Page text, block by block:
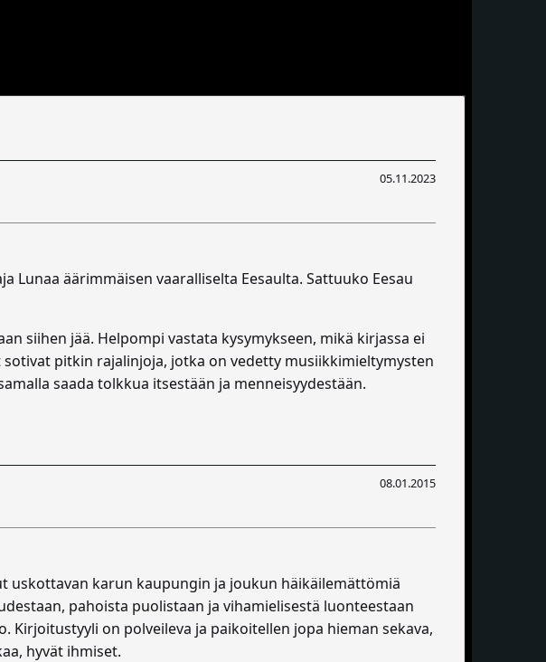
05.11.2023
Lunaa äärimmäisen vaaralliselta Eesaulta. Sattuuko Eesau
siihen jää. Helpompi vastata kysymykseen, mikä kirjassa ei
pitkin rajalinjoja, jotka on vedetty musiikkimieltymysten
saada tolkkua itsestään ja menneisyydestään.
08.01.2015
uskottavan karun kaupungin ja joukun häikäilemättömiä
pahoista puolistaan ja vihamielisestä luonteestaan
on polveileva ja paikoitellen jopa hieman sekava,
hyvät ihmiset.